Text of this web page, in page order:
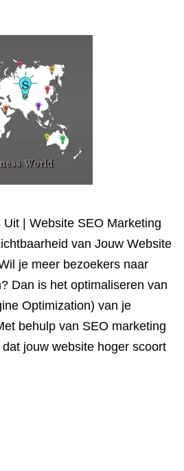
| Website SEO Marketing
van Jouw Website
je meer bezoekers naar
Dan is het optimaliseren van
Optimization) van je
behulp van SEO marketing
jouw website hoger scoort